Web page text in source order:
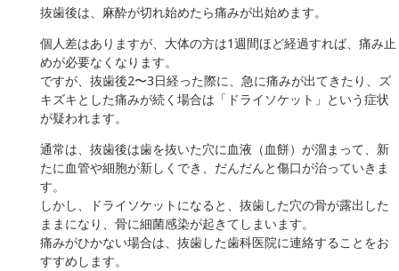
抜歯後は、麻酔が切れ始めたら痛みが出始めます。
個人差はありますが、大体の方は1週間ほど経過すれば、痛み止
めが必要なくなります。
ですが、抜歯後2〜3日経った際に、急に痛みが出てきたり、ズ
キズキとした痛みが続く場合は「ドライソケット」という症状
が疑われます。
通常は、抜歯後は歯を抜いた穴に血液（血餅）が溜まって、新
たに血管や細胞が新しくでき、だんだんと傷口が治っていきま
す。
しかし、ドライソケットになると、抜歯した穴の骨が露出した
ままになり、骨に細菌感染が起きてしまいます。
痛みがひかない場合は、抜歯した歯科医院に連絡することをお
すすめします。